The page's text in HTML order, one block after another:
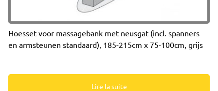
Hoesset voor massagebank met neusgat (incl. spanners
en armsteunen standaard), 185-215cm x 75-100cm, grijs
Lire la suite